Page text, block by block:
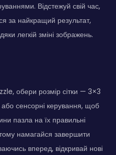
Відстежуй свій час,
за найкращий результат,
легкій зміні зображень.
обери розмір сітки — 3×3
сенсорні керування, щоб
пазла на їх правильні
тому намагайся завершити
вперед, відкривай нові